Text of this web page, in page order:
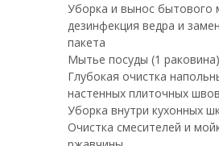
Уборка и вынос бытового
дезинфекция ведра и
пакета
Мытье посуды (1 раковина)
Глубокая очистка
настенных плиточных швов
Уборка внутри кухонных
Очистка смесителей и